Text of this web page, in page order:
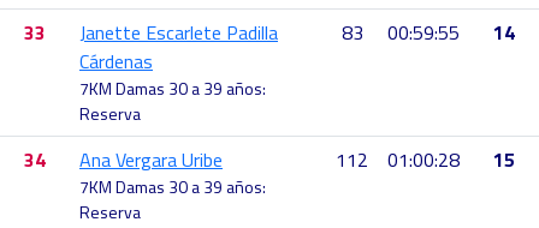
33
Janette Escarlete Padilla
Cárdenas
7KM Damas 30 a 39 años:
Reserva
83 00:59:55 14
34 Ana Vergara Uribe
7KM Damas 30 a 39 años:
Reserva
112 01:00:28 15